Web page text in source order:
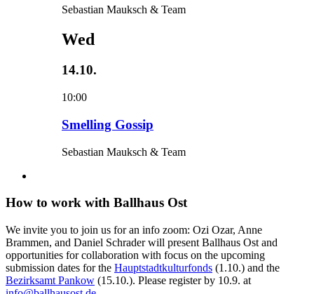
Sebastian Mauksch & Team
Wed
14.10.
10:00
Smelling Gossip
Sebastian Mauksch & Team
How to work with Ballhaus Ost
We invite you to join us for an info zoom: Ozi Ozar, Anne
Brammen, and Daniel Schrader will present Ballhaus Ost and
opportunities for collaboration with focus on the upcoming
submission dates for the Hauptstadtkulturfonds (1.10.) and the
Bezirksamt Pankow (15.10.). Please register by 10.9. at